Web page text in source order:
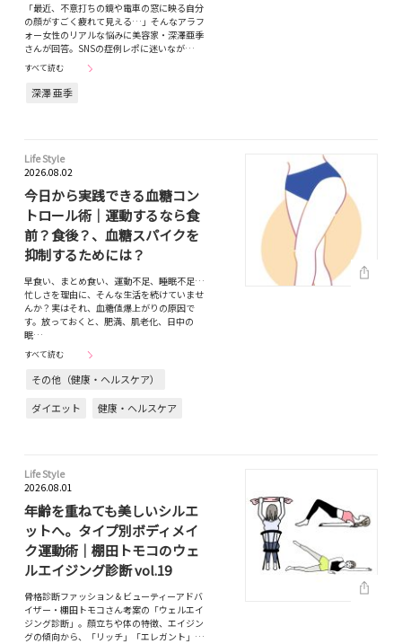
「最近、不意打ちの鏡や電車の窓に映る自分
の顔がすごく疲れて見える…」そんなアラフ
ォー女性のリアルな悩みに美容家・深澤亜季
さんが回答。SNSの症例レポに迷いなが…
すべて読む
深澤 亜季
Life Style
2026.08.02
今日から実践できる血糖コン
トロール術｜運動するなら食
前？食後？、血糖スパイクを
抑制するためには？
早食い、まとめ食い、運動不足、睡眠不足…
忙しさを理由に、そんな生活を続けていませ
んか？実はそれ、血糖値爆上がりの原因で
す。放っておくと、肥満、肌老化、日中の
眠…
すべて読む
その他（健康・ヘルスケア）
ダイエット
健康・ヘルスケア
Life Style
2026.08.01
年齢を重ねても美しいシルエ
ットへ。タイプ別ボディメイ
ク運動術｜棚田トモコのウェ
ルエイジング診断 vol.19
骨格診断ファッション＆ビューティーアドバ
イザー・棚田トモコさん考案の「ウェルエイ
ジング診断」。顔立ちや体の特徴、エイジン
グの傾向から、「リッチ」「エレガント」…